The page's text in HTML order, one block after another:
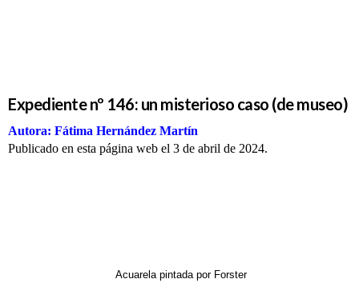
Expediente nº 146: un misterioso caso (de museo)
Autora: Fátima Hernández Martín
Publicado en esta página web el 3 de abril de 2024.
Acuarela pintada por Forster